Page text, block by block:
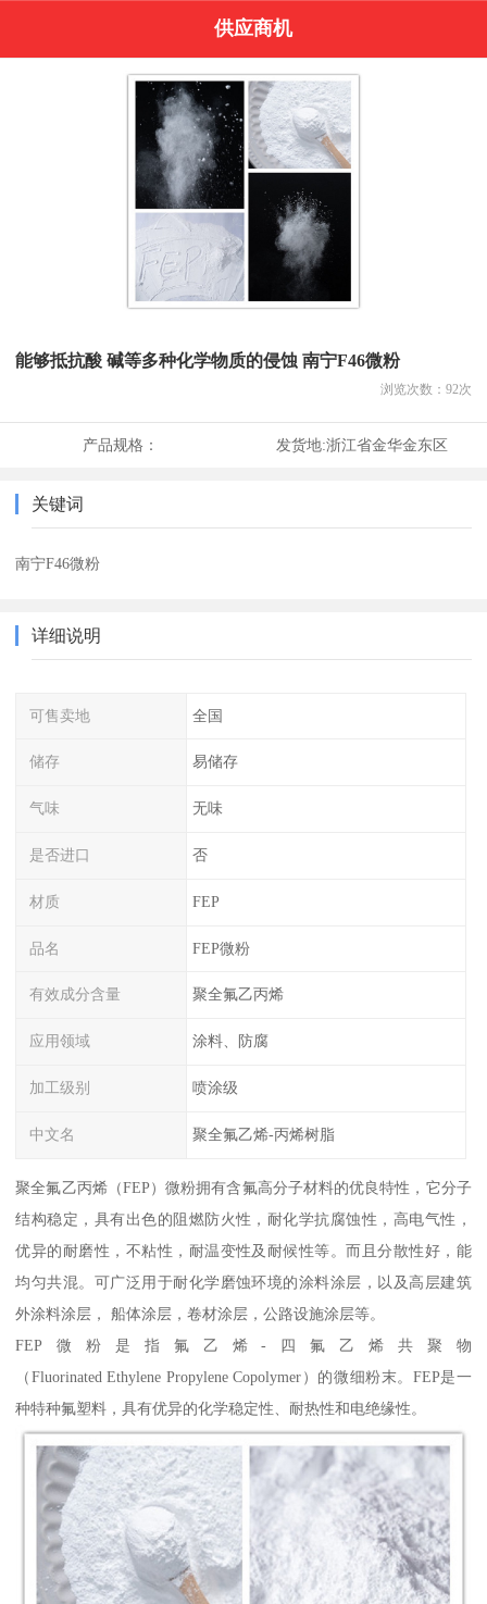
供应商机
能够抵抗酸 碱等多种化学物质的侵蚀 南宁F46微粉
浏览次数： 92次
产品规格： 发货地:浙江省金华金东区
关键词
南宁F46微粉
详细说明
可售卖地 全国
储存 易储存
气味 无味
是否进口 否
材质 FEP
品名 FEP微粉
有效成分含量 聚全氟乙丙烯
应用领域 涂料、防腐
加工级别 喷涂级
中文名 聚全氟乙烯-丙烯树脂
聚全氟乙丙烯（FEP）微粉拥有含氟高分子材料的优良特性，它分子
结构稳定，具有出色的阻燃防火性，耐化学抗腐蚀性，高电气性，
优异的耐磨性，不粘性，耐温变性及耐候性等。而且分散性好，能
均匀共混。可广泛用于耐化学磨蚀环境的涂料涂层，以及高层建筑
外涂料涂层， 船体涂层，卷材涂层，公路设施涂层等。
FEP微粉是指氟乙烯-四氟乙烯共聚物
（Fluorinated Ethylene Propylene Copolymer）的微细粉末。FEP是一
种特种氟塑料，具有优异的化学稳定性、耐热性和电绝缘性。